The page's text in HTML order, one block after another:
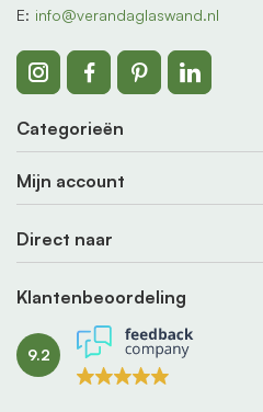
E: info@verandaglaswand.nl
Categorieën
Mijn account
Direct naar
Klantenbeoordeling
9.2